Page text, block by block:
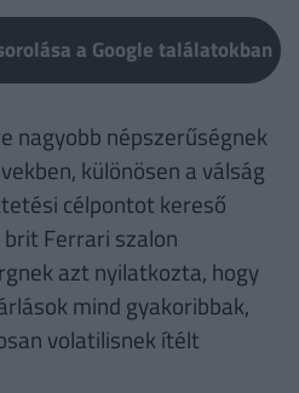
a Google találatokban
nagyobb népszerűségnek
különösen a válság
célpontot kereső
Ferrari szalon
azt nyilatkozta, hogy
mind gyakoribbak,
volatilisnek ítélt